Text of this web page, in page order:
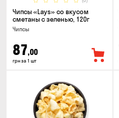
Чипсы «Lays» со вкусом
сметаны с зеленью, 120г
Чипсы
87,00
грн за 1 шт